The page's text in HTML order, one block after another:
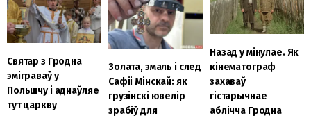
Святар з Гродна
эміграваў у
Польшчу і аднаўляе
тут царкву
Золата, эмаль і след
Сафіі Мінскай: як
грузінскі ювелір
зрабіў для
Назад у мінулае. Як
кінематограф
захаваў
гістарычнае
аблічча Гродна